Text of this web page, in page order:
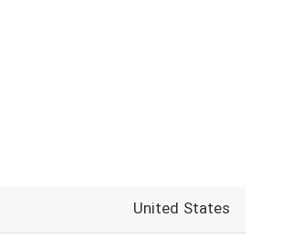
United States